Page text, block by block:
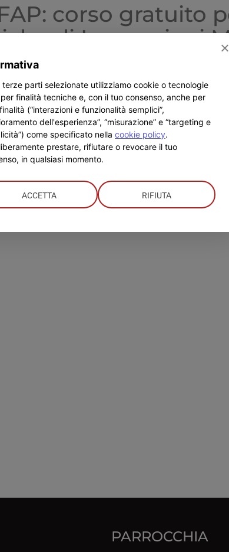
corso gratuito
di Lavorazioni
a leggere un disegno tecnico, fare
fa per te! Il percorso fornisce [...]
PARROCCHIA
terze parti selezionate utilizziamo cookie o tecnologie
finalità tecniche e, con il tuo consenso, anche per
(“interazioni e funzionalità semplici”,
dell'esperienza”, “misurazione” e “targeting e
come specificato nella cookie policy.
prestare, rifiutare o revocare il tuo
in qualsiasi momento.
ACCETTA RIFIUTA